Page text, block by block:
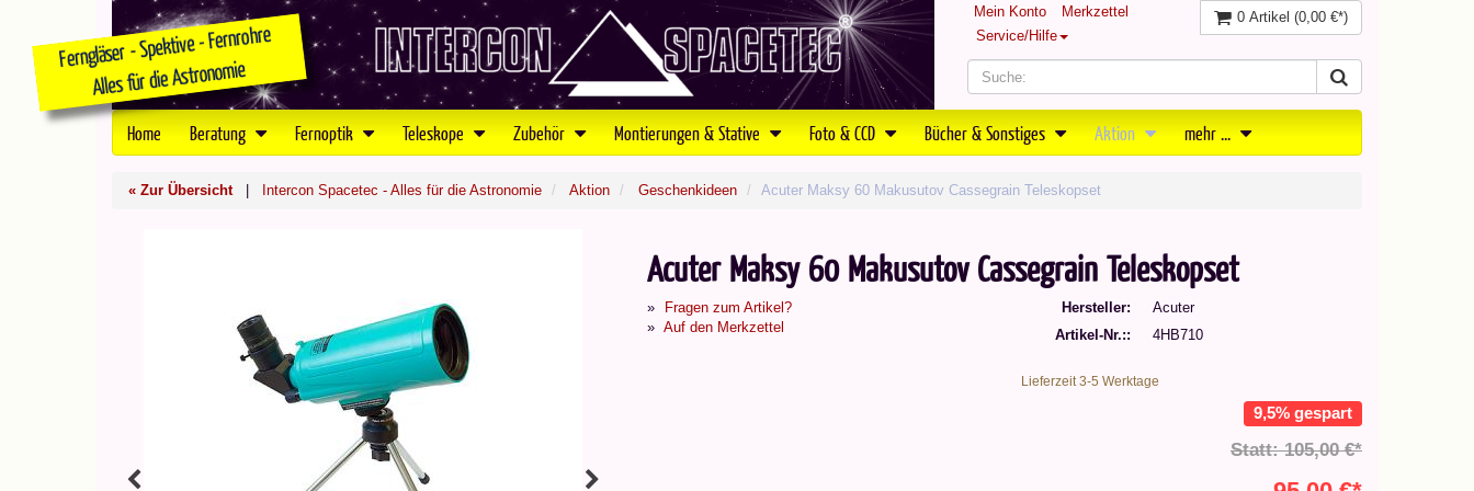
Mein Konto
Merkzettel
Service/Hilfe
0 Artikel (0,00 €*)
Home Beratung Fernoptik Teleskope Zubehör Montierungen & Stative Foto & CCD Bücher & Sonstiges Aktion mehr ...
« Zur Übersicht| Intercon Spacetec - Alles für die Astronomie Aktion Geschenkideen Acuter Maksy 60 Makusutov Cassegrain Teleskopset
Acuter Maksy 60 Makusutov Cassegrain Teleskopset
Fragen zum Artikel?
Auf den Merkzettel
Hersteller
Acuter
Artikel-Nr.:
4HB710
Lieferzeit 3-5 Werktage
9,5% gespart
Statt: 105,00 €*